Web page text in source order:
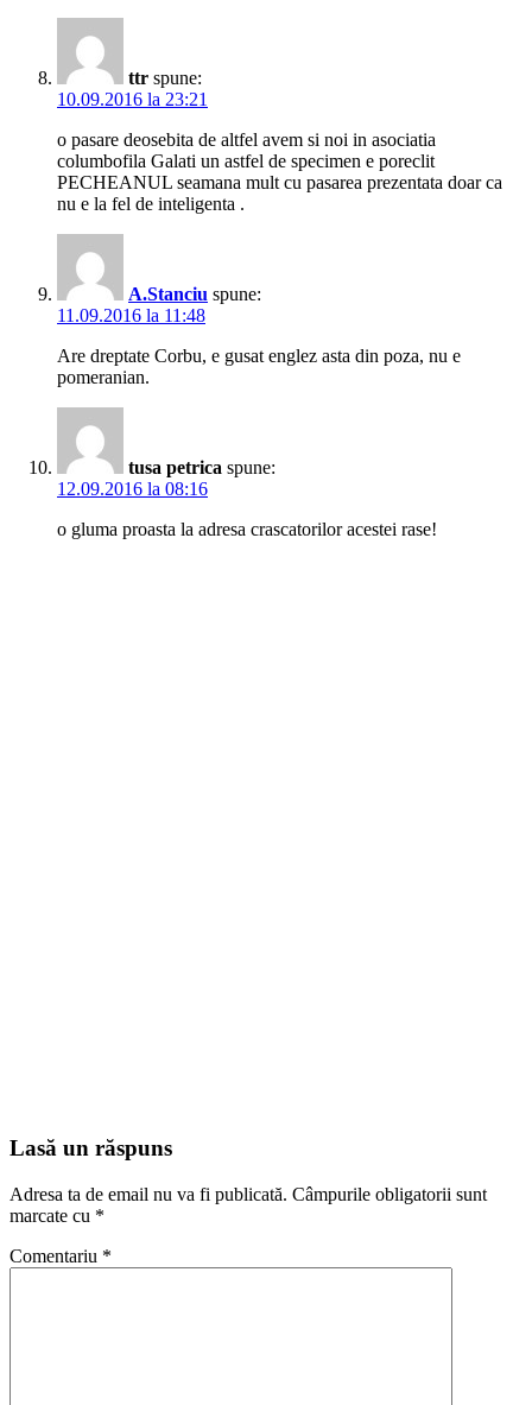
ttr spune:
10.09.2016 la 23:21
o pasare deosebita de altfel avem si noi in asociatia
columbofila Galati un astfel de specimen e poreclit
PECHEANUL seamana mult cu pasarea prezentata doar ca
nu e la fel de inteligenta .
A.Stanciu spune:
11.09.2016 la 11:48
Are dreptate Corbu, e gusat englez asta din poza, nu e
pomeranian.
tusa petrica spune:
12.09.2016 la 08:16
o gluma proasta la adresa crascatorilor acestei rase!
Lasă un răspuns
Adresa ta de email nu va fi publicată. Câmpurile obligatorii sunt
marcate cu *
Comentariu *